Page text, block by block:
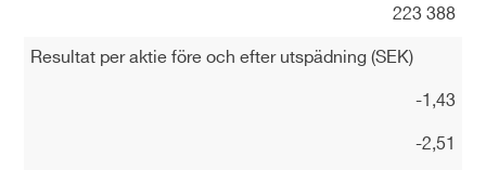
223 388
Resultat per aktie före och efter utspädning (SEK)
-1,43
-2,51